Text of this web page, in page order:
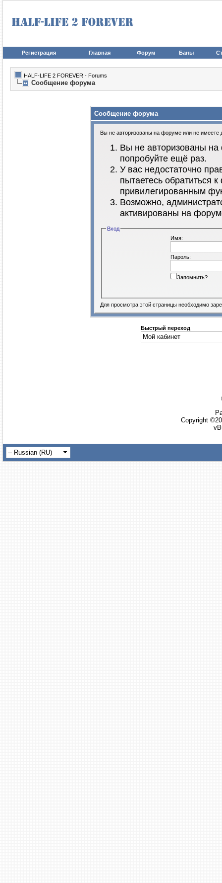
Регистрация Главная Форум Баны
HALF-LIFE 2 FOREVER - Forums
Сообщение форума
Сообщение форума
Вы не авторизованы на форуме или не имеете
Вы не авторизованы
попробуйте ещё раз.
У вас недостаточно
пытаетесь обратиться
привилегированным
Возможно,
активированы на
Вход
Имя:
Пароль:
Запомнить?
Для просмотра этой страницы необходимо
Быстрый переход
Copyright